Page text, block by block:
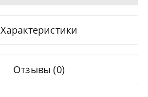
Характеристики
Отзывы (0)